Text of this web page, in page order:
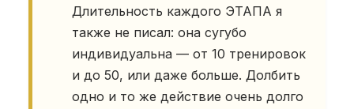
Длительность каждого ЭТАПА я
также не писал: она сугубо
индивидуальна — от 10 тренировок
и до 50, или даже больше. Долбить
одно и то же действие очень долго